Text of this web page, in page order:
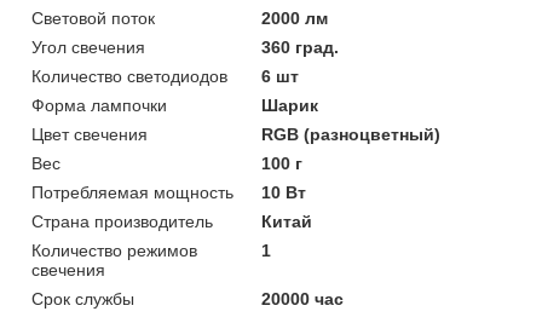
Световой поток
2000 лм
Угол свечения
360 град.
Количество светодиодов
6 шт
Форма лампочки
Шарик
Цвет свечения
RGB (разноцветный)
Вес
100 г
Потребляемая мощность
10 Вт
Страна производитель
Китай
Количество режимов
свечения
1
Срок службы
20000 час